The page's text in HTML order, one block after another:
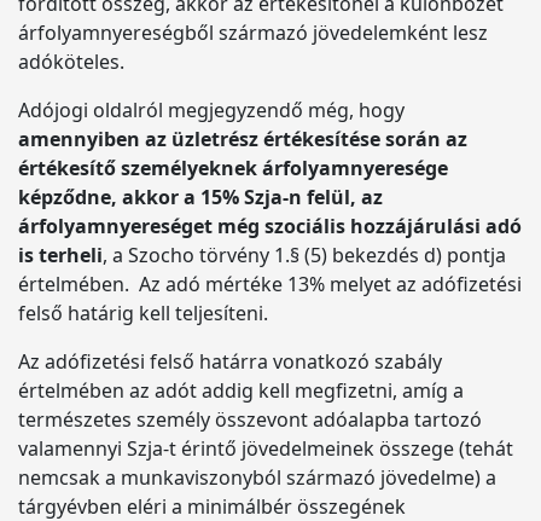
árfolyamnyereségből származó jövedelemként lesz
adóköteles.
Adójogi oldalról megjegyzendő még, hogy
amennyiben az üzletrész értékesítése során az
értékesítő személyeknek árfolyamnyeresége
képződne, akkor a 15% Szja-n felül, az
árfolyamnyereséget még szociális hozzájárulási adó
is terheli, a Szocho törvény 1.§ (5) bekezdés d) pontja
értelmében. Az adó mértéke 13% melyet az adófizetési
felső határig kell teljesíteni.
Az adófizetési felső határra vonatkozó szabály
értelmében az adót addig kell megfizetni, amíg a
természetes személy összevont adóalapba tartozó
valamennyi Szja-t érintő jövedelmeinek összege (tehát
nemcsak a munkaviszonyból származó jövedelme) a
tárgyévben eléri a minimálbér összegének